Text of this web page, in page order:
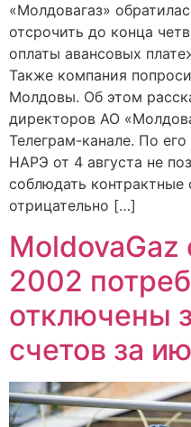
«Молдовагаз»
отсрочить до конца
оплаты авансовых
Также компания
Молдовы. Об этом
директоров АО
Телеграм-канале. По
НАРЭ от 4 августа не
соблюдать контрактные
отрицательно […]
2002
отключены
счетов за